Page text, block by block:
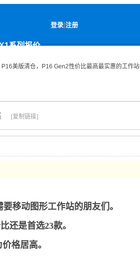
系列报价
登录 注册
美版清仓，P16 Gen2性价比最高最实惠的工作站
[复制链接]
移动图形工作站的朋友们。
还是首选23款。
格居高。